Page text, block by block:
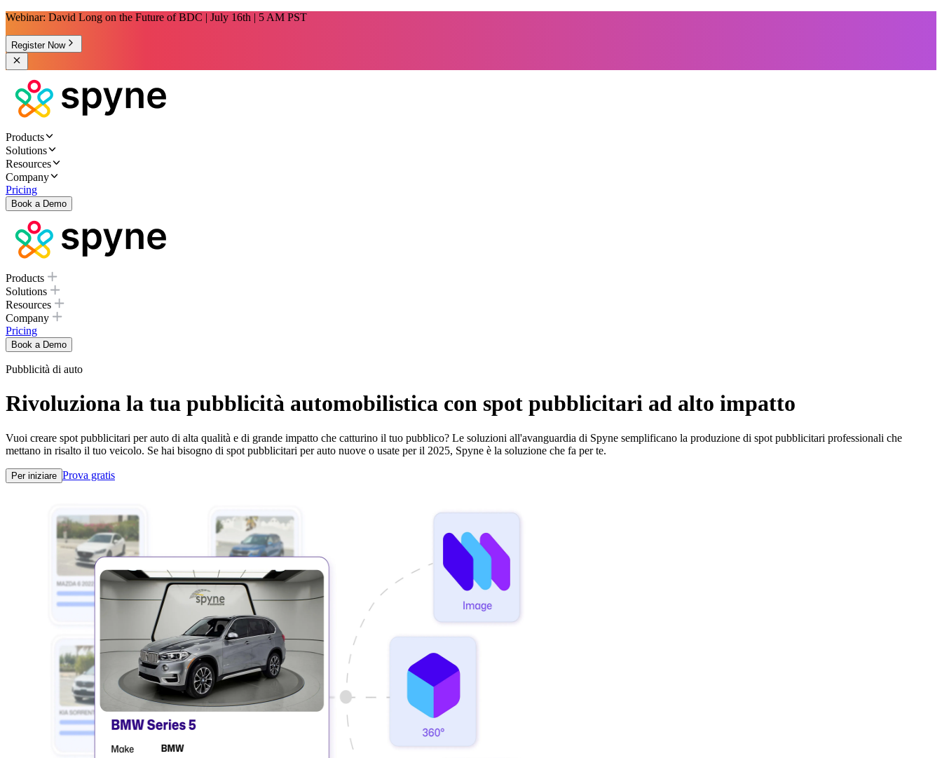
Webinar: David Long on the Future of BDC | July 16th | 5 AM PST
Register Now
Products
Solutions
Resources
Company
Pricing
Book a Demo
Products
Solutions
Resources
Company
Pricing
Book a Demo
Pubblicità di auto
Rivoluziona la tua pubblicità automobilistica con spot pubblicitari ad alto impatto
Vuoi creare spot pubblicitari per auto di alta qualità e di grande impatto che catturino il tuo pubblico? Le soluzioni all'avanguardia di Spyne semplificano la produzione di spot pubblicitari professionali che
mettano in risalto il tuo veicolo. Se hai bisogno di spot pubblicitari per auto nuove o usate per il 2025, Spyne è la soluzione che fa per te.
Per iniziare Prova gratis